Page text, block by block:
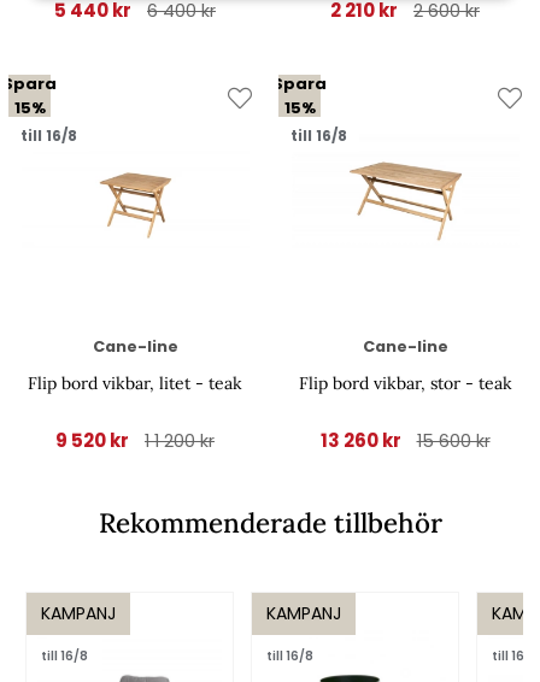
5 440 kr 6 400 kr 2 210 kr 2 600 kr
Spara
15%
till 16/8
Cane-line
Flip bord vikbar, litet - teak
9 520 kr 1 1 200 kr
Spara
15%
till 16/8
Cane-line
Flip bord vikbar, stor - teak
13 260 kr 15 600 kr
Rekommenderade tillbehör
KAMPANJ
till 16/8
KAMPANJ
till 16/8 till 16/8